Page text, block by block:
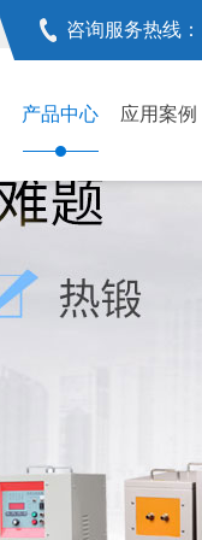
咨询服务热线：
产品中心 应用案例